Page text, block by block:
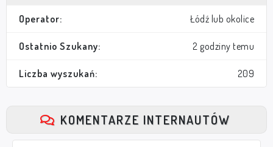
Operator: Łódź lub okolice
Ostatnio Szukany: 2 godziny temu
Liczba wyszukań: 209
KOMENTARZE INTERNAUTÓW